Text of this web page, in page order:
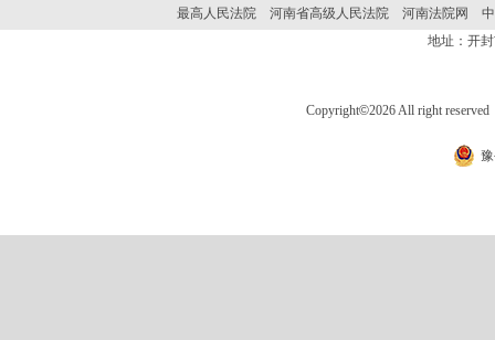
最高人民法院 河南省高级人民法院 河南法院网
地址：开
Copyright©2026 All right